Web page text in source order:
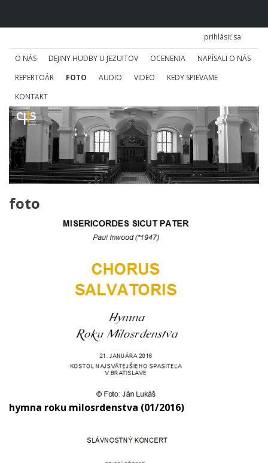
prihlásiť sa
O NÁS DEJINY HUDBY U JEZUITOV OCENENIA
NAPÍSALI O NÁS
REPERTOÁR
FOTO AUDIO VIDEO
KEDY SPIEVAME
KONTAKT
foto
hymna roku milosrdenstva (01/2016)